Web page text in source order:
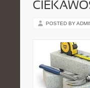
POSTED BY